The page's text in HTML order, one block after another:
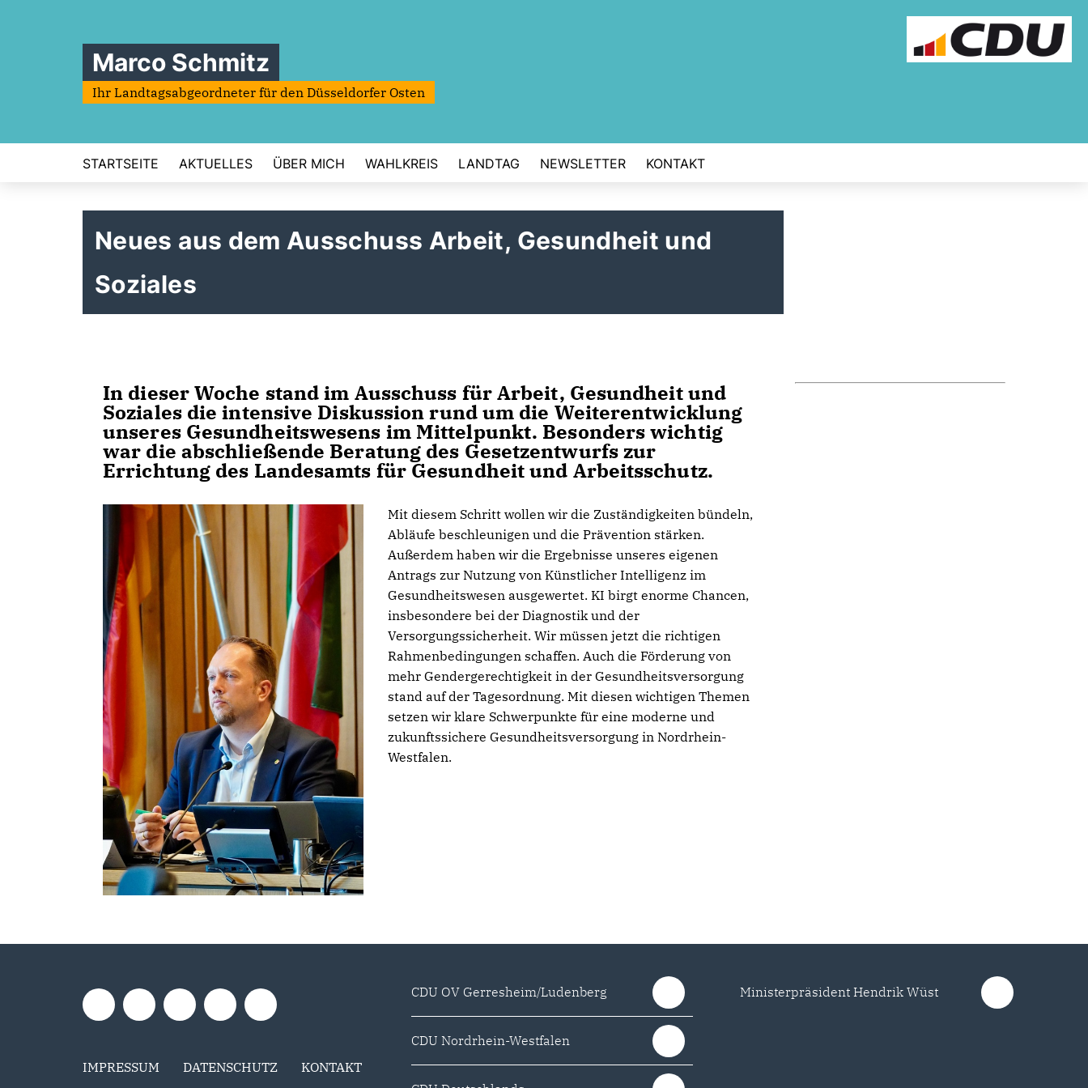
Marco Schmitz
Ihr Landtagsabgeordneter für den Düsseldorfer Osten
STARTSEITE AKTUELLES ÜBER MICH WAHLKREIS LANDTAG NEWSLETTER KONTAKT
Neues aus dem Ausschuss Arbeit, Gesundheit und
Soziales
In dieser Woche stand im Ausschuss für Arbeit, Gesundheit und
Soziales die intensive Diskussion rund um die Weiterentwicklung
unseres Gesundheitswesens im Mittelpunkt. Besonders wichtig
war die abschließende Beratung des Gesetzentwurfs zur
Errichtung des Landesamts für Gesundheit und Arbeitsschutz.
Mit diesem Schritt wollen wir die Zuständigkeiten bündeln,
Abläufe beschleunigen und die Prävention stärken.
Außerdem haben wir die Ergebnisse unseres eigenen
Antrags zur Nutzung von Künstlicher Intelligenz im
Gesundheitswesen ausgewertet. KI birgt enorme Chancen,
insbesondere bei der Diagnostik und der
Versorgungssicherheit. Wir müssen jetzt die richtigen
Rahmenbedingungen schaffen. Auch die Förderung von
mehr Gendergerechtigkeit in der Gesundheitsversorgung
stand auf der Tagesordnung. Mit diesen wichtigen Themen
setzen wir klare Schwerpunkte für eine moderne und
zukunftssichere Gesundheitsversorgung in Nordrhein-
Westfalen.
IMPRESSUM DATENSCHUTZ KONTAKT
CDU OV Gerresheim/Ludenberg
CDU Nordrhein-Westfalen
Ministerpräsident Hendrik Wüst